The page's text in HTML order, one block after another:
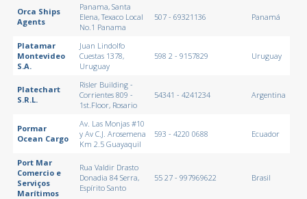
Orca Ships
Agents
Panama, Santa
Elena, Texaco Local
No.1 Panama
507 - 69321136 Panamá
Platamar
Montevideo
S.A.
Juan Lindolfo
Cuestas 1378,
Uruguay
598 2 - 9157829 Uruguay
Platechart
S.R.L.
Risler Building -
Corrientes 809 -
1st.Floor, Rosario
54341 - 4241234 Argentina
Pormar
Ocean Cargo
Av. Las Monjas #10
y Av C.J. Arosemena
Km 2.5 Guayaquil
593 - 4220 0688 Ecuador
Port Mar
Comercio e
Serviços
Marítimos
Rua Valdir Drasto
Donadia 84 Serra,
Espírito Santo
55 27 - 997969622 Brasil